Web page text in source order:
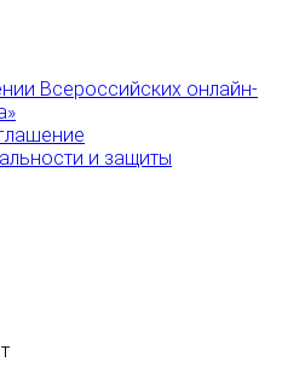
Всероссийских онлайн-
и защиты